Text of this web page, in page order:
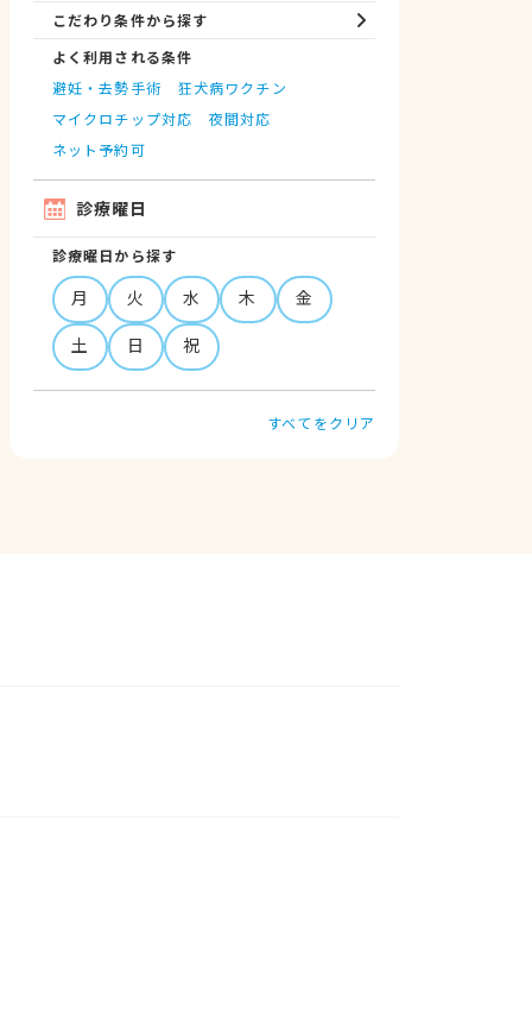
こだわり条件から探す
よく利用される条件
避妊・去勢手術
狂犬病ワクチン
マイクロチップ対応
夜間対応
ネット予約可
診療曜日
診療曜日から探す
月 火 水 木
金
土
日 祝
すべてをクリア